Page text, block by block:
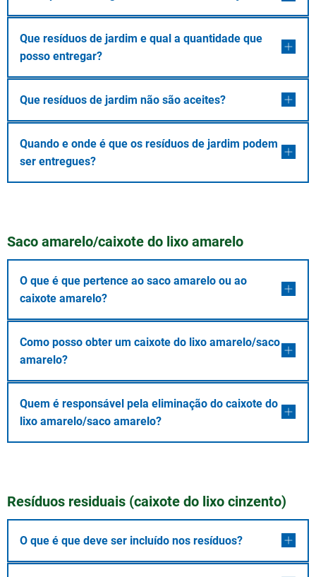
Que resíduos de jardim e qual a quantidade que
posso entregar?
Que resíduos de jardim não são aceites?
Quando e onde é que os resíduos de jardim podem
ser entregues?
Saco amarelo/caixote do lixo amarelo
O que é que pertence ao saco amarelo ou ao
caixote amarelo?
Como posso obter um caixote do lixo amarelo/saco
amarelo?
Quem é responsável pela eliminação do caixote do
lixo amarelo/saco amarelo?
Resíduos residuais (caixote do lixo cinzento)
O que é que deve ser incluído nos resíduos?